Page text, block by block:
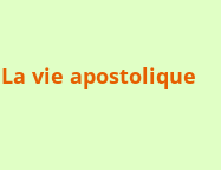
La vie apostolique